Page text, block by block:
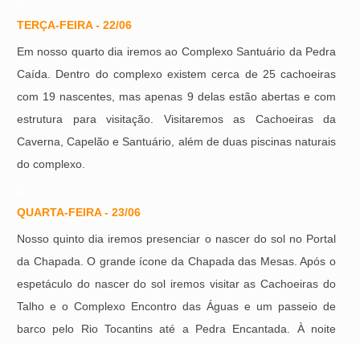
TERÇA-FEIRA - 22/06
Em nosso quarto dia iremos ao Complexo Santuário da Pedra
Caída. Dentro do complexo existem cerca de 25 cachoeiras
com 19 nascentes, mas apenas 9 delas estão abertas e com
estrutura para visitação. Visitaremos as Cachoeiras da
Caverna, Capelão e Santuário, além de duas piscinas naturais
do complexo.
QUARTA-FEIRA - 23/06
Nosso quinto dia iremos presenciar o nascer do sol no Portal
da Chapada. O grande ícone da Chapada das Mesas. Após o
espetáculo do nascer do sol iremos visitar as Cachoeiras do
Talho e o Complexo Encontro das Águas e um passeio de
barco pelo Rio Tocantins até a Pedra Encantada. À noite